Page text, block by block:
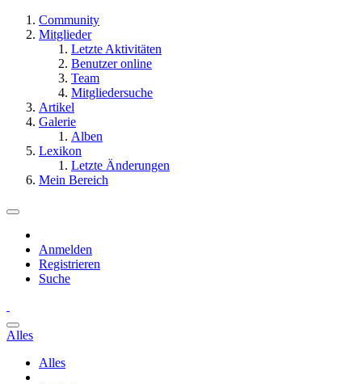
Community
Mitglieder
Letzte Aktivitäten
Benutzer online
Team
Mitgliedersuche
Artikel
Galerie
Alben
Lexikon
Letzte Änderungen
Mein Bereich
Anmelden
Registrieren
Suche
Alles
Alles